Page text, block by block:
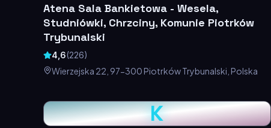
Atena Sala Bankietowa - Wesela,
Studniówki, Chrzciny, Komunie Piotrków
Trybunalski
4,6(226)
Wierzejska 22, 97-300 Piotrków Trybunalski, Polska
K